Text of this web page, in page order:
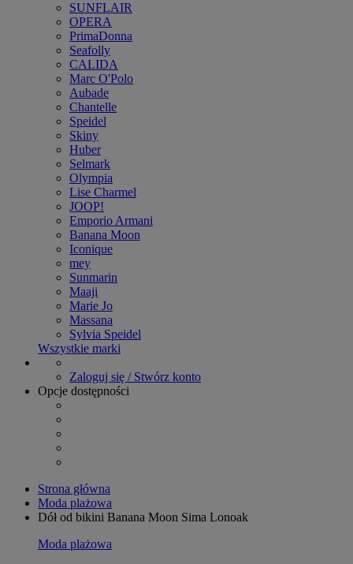
SUNFLAIR
OPERA
PrimaDonna
Seafolly
CALIDA
Marc O'Polo
Aubade
Chantelle
Speidel
Skiny
Huber
Selmark
Olympia
Lise Charmel
JOOP!
Emporio Armani
Banana Moon
Iconique
mey
Sunmarin
Maaji
Marie Jo
Massana
Sylvia Speidel
Wszystkie marki
Zaloguj się / Stwórz konto
Opcje dostępności
Strona główna
Moda plażowa
Dół od bikini Banana Moon Sima Lonoak
Moda plażowa